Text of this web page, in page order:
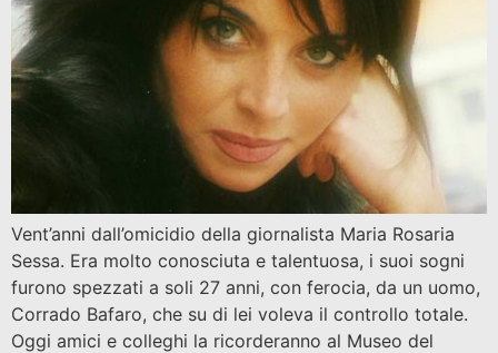
Vent’anni dall’omicidio della giornalista Maria Rosaria
Sessa. Era molto conosciuta e talentuosa, i suoi sogni
furono spezzati a soli 27 anni, con ferocia, da un uomo,
Corrado Bafaro, che su di lei voleva il controllo totale.
Oggi amici e colleghi la ricorderanno al Museo del